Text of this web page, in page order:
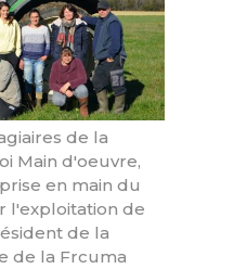
de la
Main d'oeuvre,
en main du
l'exploitation de
de la
de la Frcuma